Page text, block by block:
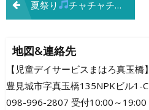
稿
ナ
ビ
ゲ
夏祭り チャチャチャ
地図&連絡先
【児童デイサービスまはろ真玉橋】
豊見城市字真玉橋135NPKビル1-C
098-996-2807 受付10:00～19:00